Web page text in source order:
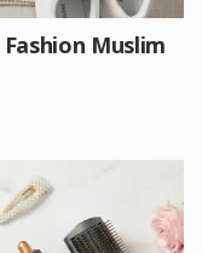
Fashion Muslim